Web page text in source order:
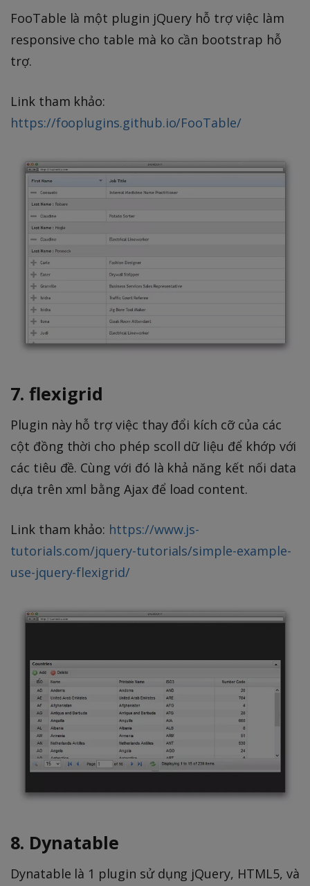
FooTable là một plugin jQuery hỗ trợ việc làm
responsive cho table mà ko cần bootstrap hỗ
trợ.
Link tham khảo:
https://fooplugins.github.io/FooTable/
7. flexigrid
Plugin này hỗ trợ việc thay đổi kích cỡ của các
cột đồng thời cho phép scoll dữ liệu để khớp với
các tiêu đề. Cùng với đó là khả năng kết nối data
dựa trên xml bằng Ajax để load content.
Link tham khảo: https://www.js-
tutorials.com/jquery-tutorials/simple-example-
use-jquery-flexigrid/
8. Dynatable
Dynatable là 1 plugin sử dụng jQuery, HTML5, và